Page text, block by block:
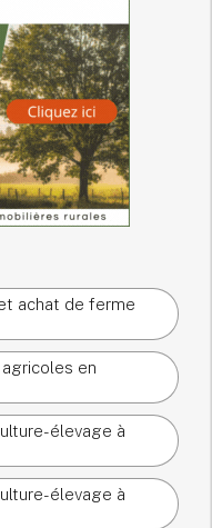
achat de ferme
en
élevage à
élevage à